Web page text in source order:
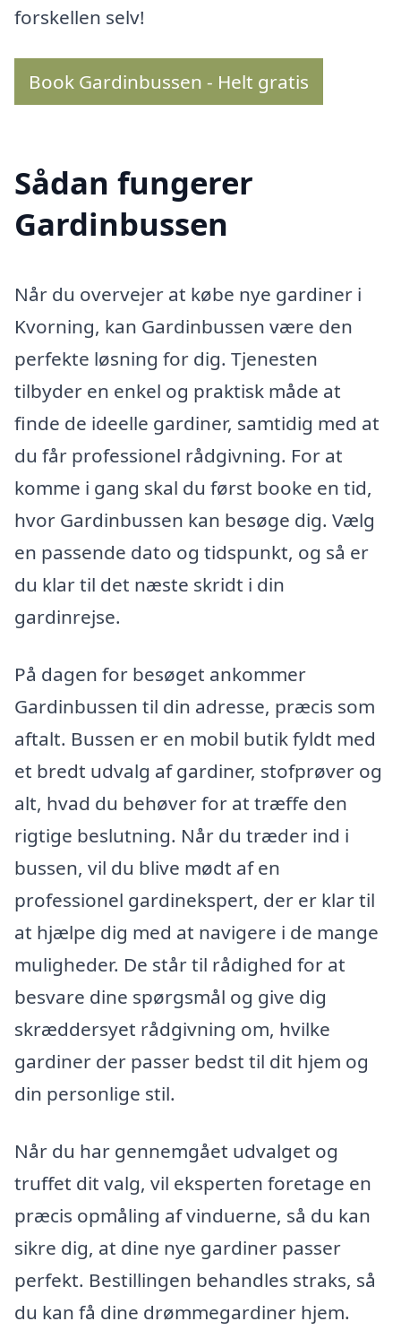
forskellen selv!
Book Gardinbussen - Helt gratis
Sådan fungerer
Gardinbussen
Når du overvejer at købe nye gardiner i
Kvorning, kan Gardinbussen være den
perfekte løsning for dig. Tjenesten
tilbyder en enkel og praktisk måde at
finde de ideelle gardiner, samtidig med at
du får professionel rådgivning. For at
komme i gang skal du først booke en tid,
hvor Gardinbussen kan besøge dig. Vælg
en passende dato og tidspunkt, og så er
du klar til det næste skridt i din
gardinrejse.
På dagen for besøget ankommer
Gardinbussen til din adresse, præcis som
aftalt. Bussen er en mobil butik fyldt med
et bredt udvalg af gardiner, stofprøver og
alt, hvad du behøver for at træffe den
rigtige beslutning. Når du træder ind i
bussen, vil du blive mødt af en
professionel gardinekspert, der er klar til
at hjælpe dig med at navigere i de mange
muligheder. De står til rådighed for at
besvare dine spørgsmål og give dig
skræddersyet rådgivning om, hvilke
gardiner der passer bedst til dit hjem og
din personlige stil.
Når du har gennemgået udvalget og
truffet dit valg, vil eksperten foretage en
præcis opmåling af vinduerne, så du kan
sikre dig, at dine nye gardiner passer
perfekt. Bestillingen behandles straks, så
du kan få dine drømmegardiner hjem.